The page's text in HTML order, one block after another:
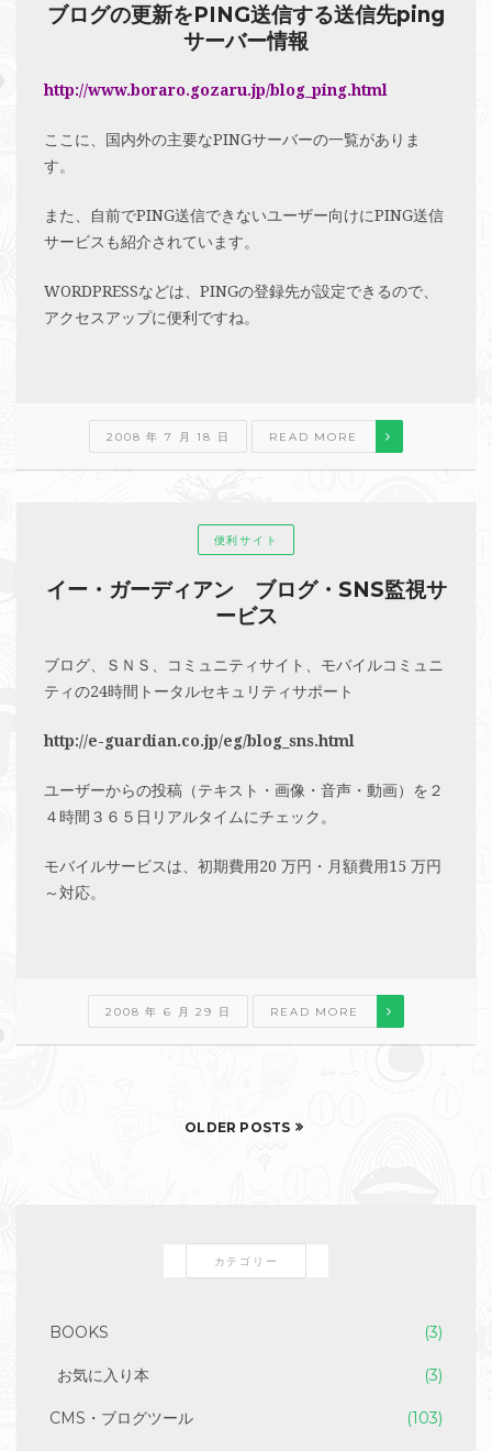
ブログの更新をPING送信する送信先ping
サーバー情報
http://www.boraro.gozaru.jp/blog_ping.html
ここに、国内外の主要なPINGサーバーの一覧がありま
す。
また、自前でPING送信できないユーザー向けにPING送信
サービスも紹介されています。
WORDPRESSなどは、PINGの登録先が設定できるので、
アクセスアップに便利ですね。
2008 年 7 月 18 日 READ MORE
便利サイト
イー・ガーディアン ブログ・SNS監視サ
ービス
ブログ、ＳＮＳ、コミュニティサイト、モバイルコミュニ
ティの24時間トータルセキュリティサポート
http://e-guardian.co.jp/eg/blog_sns.html
ユーザーからの投稿（テキスト・画像・音声・動画）を２
４時間３６５日リアルタイムにチェック。
モバイルサービスは、初期費用20 万円・月額費用15 万円
～対応。
2008 年 6 月 29 日 READ MORE
OLDER POSTS
カテゴリー
BOOKS (3)
お気に入り本 (3)
CMS・ブログツール (103)